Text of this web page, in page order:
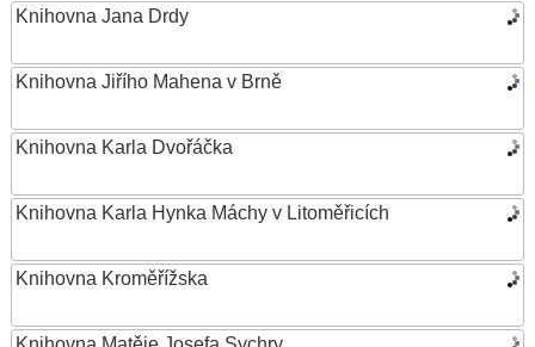
Knihovna Jana Drdy
Knihovna Jiřího Mahena v Brně
Knihovna Karla Dvořáčka
Knihovna Karla Hynka Máchy v Litoměřicích
Knihovna Kroměřížska